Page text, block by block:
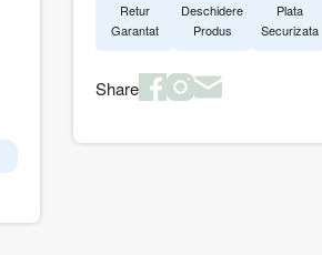
Retur
Garantat
Deschidere
Produs
Plata
Securizata
Share